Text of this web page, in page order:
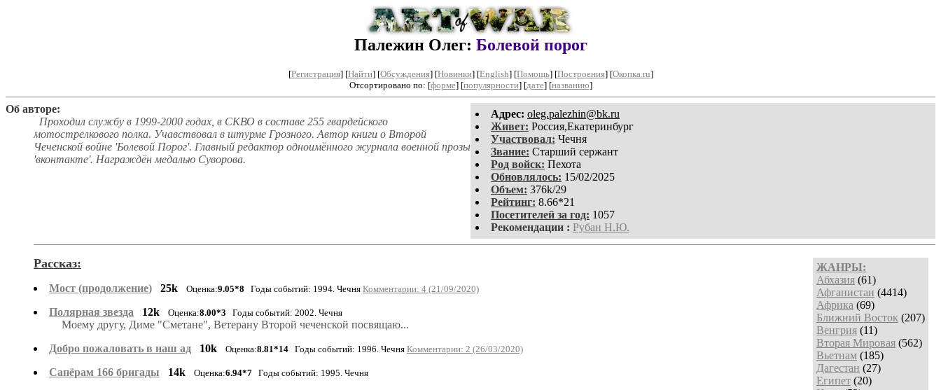
Палежин Олег: Болевой порог
[Регистрация] [Найти] [Обсуждения] [Новинки] [English] [Помощь] [Построения] [Окопка.ru]
Отсортировано по: [форме] [популярности] [дате] [названию]
Aдpeс: oleg.palezhin@bk.ru
Живет: Россия,Екатеринбург
Участвовал: Чечня
Звание: Старший сержант
Род войск: Пехота
Обновлялось: 15/02/2025
Объем: 376k/29
Рейтинг: 8.66*21
Посетителей за год: 1057
Рекомендации : Рубан Н.Ю.
Об авторе:
Проходил службу в 1999-2000 годах, в СКВО в составе 255 гвардейского
мотострелкового полка. Учавствовал в штурме Грозного. Автор книги о Второй
Чеченской войне 'Болевой Порог'. Главный редактор одноимённого журнала военной прозы
'вконтакте'. Награждён медалью Суворова.
ЖАНРЫ:
Абхазия (61)
Афганистан (4414)
Африка (69)
Ближний Восток (207)
Венгрия (11)
Вторая Мировая (562)
Вьетнам (185)
Дагестан (27)
Египет (20)
Рассказ:
Мост (продолжение) 25k Оценка:9.05*8 Годы событий: 1994. Чечня Комментарии: 4 (21/09/2020)
Полярная звезда 12k Оценка:8.00*3 Годы событий: 2002. Чечня
Моему другу, Диме "Сметане", Ветерану Второй чеченской посвящаю...
Добро пожаловать в наш ад
10k Оценка:8.81*14 Годы событий: 1996. Чечня Комментарии: 2 (26/03/2020)
Сапёрам 166 бригады 14k Оценка:6.94*7 Годы событий: 1995. Чечня